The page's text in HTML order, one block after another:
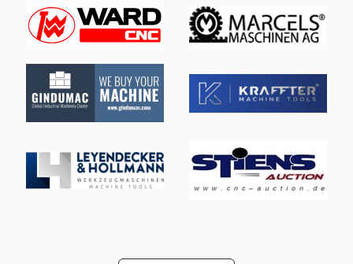
Liebherr Grúas
Linde Tractor
Mafi Tractor
Massey Ferguson Tractores
Siemens Motores Eléctricos